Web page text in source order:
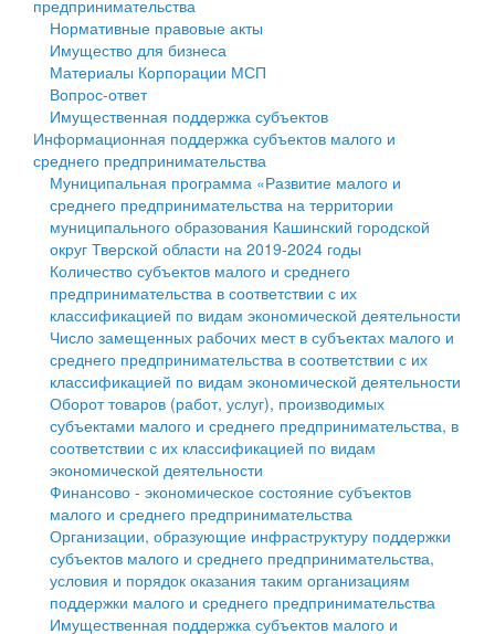
Государственные услуги
Промышленность и АПК
Экономика и бизнес
...
Символика
Устав
Гостям округа
Туризм
Культура
Образование
Здравоохранение
Социальная защита
Фотоальбом
муниципального округа Тверской области
Администрация Кашинского муниципального округа
Тверской области
Управление сельскими территориями
Открытые данные
Работа с обращениями граждан
Муниципальный контроль
Муниципальные услуги
Проекты административных регламентов
Антимонопольный комплаенс
Противодействие коррупции
Финансовое управление
Бюджет для граждан
Имущество
Выявление правообладателей ранее учтенных
объектов недвижимости
Имущественная поддержка субъектов малого и
среднего предпринимательства
Информационная поддержка субъектов малого и
среднего предпринимательства
Муниципальные программы
Контрольно-счетная палата
Персональные данные
Оценка регулирующего воздействия
Деятельность МУ
предпринимательства
Нормативные правовые акты
Имущество для бизнеса
Материалы Корпорации МСП
Вопрос-ответ
Имущественная поддержка субъектов
Информационная поддержка субъектов малого и
среднего предпринимательства
Муниципальная программа «Развитие малого и
среднего предпринимательства на территории
муниципального образования Кашинский городской
округ Тверской области на 2019-2024 годы
Количество субъектов малого и среднего
предпринимательства в соответствии с их
классификацией по видам экономической деятельности
Число замещенных рабочих мест в субъектах малого и
среднего предпринимательства в соответствии с их
классификацией по видам экономической деятельности
Оборот товаров (работ, услуг), производимых
субъектами малого и среднего предпринимательства, в
соответствии с их классификацией по видам
экономической деятельности
Финансово - экономическое состояние субъектов
малого и среднего предпринимательства
Организации, образующие инфраструктуру поддержки
субъектов малого и среднего предпринимательства,
условия и порядок оказания таким организациям
поддержки малого и среднего предпринимательства
Имущественная поддержка субъектов малого и